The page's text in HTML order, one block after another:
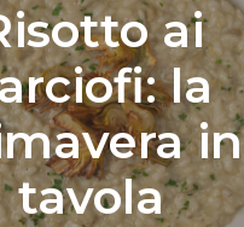
ai
la
in
tavola